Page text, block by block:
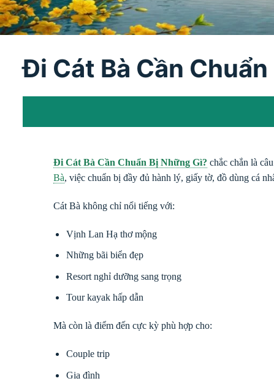
Đi Cát Bà Cần
Đi Cát Bà Cần Chuẩn Bị Những Gì? chắc chắn là
Bà, việc chuẩn bị đầy đủ hành lý, giấy tờ, đồ dùng cá
Cát Bà không chỉ nổi tiếng với:
Vịnh Lan Hạ thơ mộng
Những bãi biển đẹp
Resort nghỉ dưỡng sang trọng
Tour kayak hấp dẫn
Mà còn là điểm đến cực kỳ phù hợp cho:
Couple trip
Gia đình